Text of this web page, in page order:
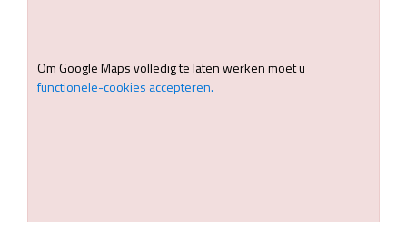
Om Google Maps volledig te laten werken moet u
functionele-cookies accepteren.